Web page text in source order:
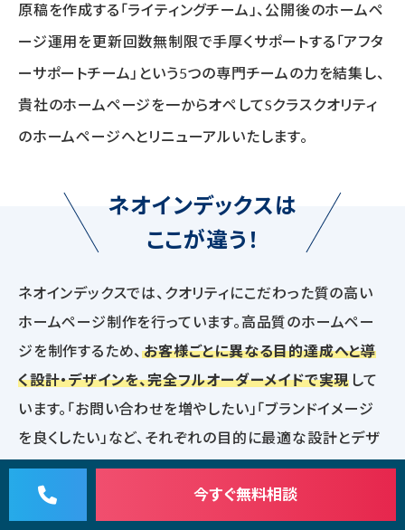
原稿を作成する「ライティングチーム」、公開後のホームペ
ージ運用を更新回数無制限で手厚くサポートする「アフタ
ーサポートチーム」という5つの専門チームの力を結集し、
貴社のホームページを一からオペしてSクラスクオリティ
のホームページへとリニューアルいたします。
ネオインデックスは
ここが違う！
ネオインデックスでは、クオリティにこだわった質の高い
ホームページ制作を行っています。高品質のホームペー
ジを制作するため、お客様ごとに異なる目的達成へと導
く設計・デザインを、完全フルオーダーメイドで実現 して
います。「お問い合わせを増やしたい」「ブランドイメージ
を良くしたい」など、それぞれの目的に最適な設計とデザ
インのホームページを経験豊富なプロのデザイナーがご
提案いたしますので、クオリティにこだわったホームペー
ジを制作したい方はぜひお問い合わせください。
今すぐ無料相談